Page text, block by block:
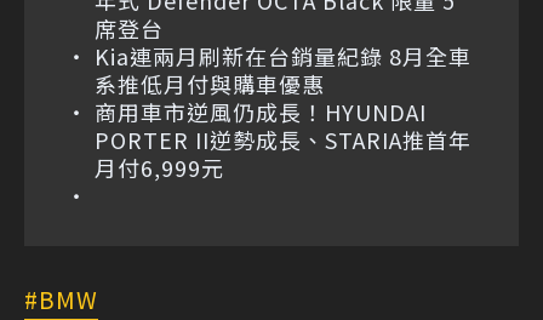
席登台
Kia連兩月刷新在台銷量紀錄 8月全車
系推低月付與購車優惠
商用車市逆風仍成長！HYUNDAI
PORTER II逆勢成長、STARIA推首年
月付6,999元
BMW